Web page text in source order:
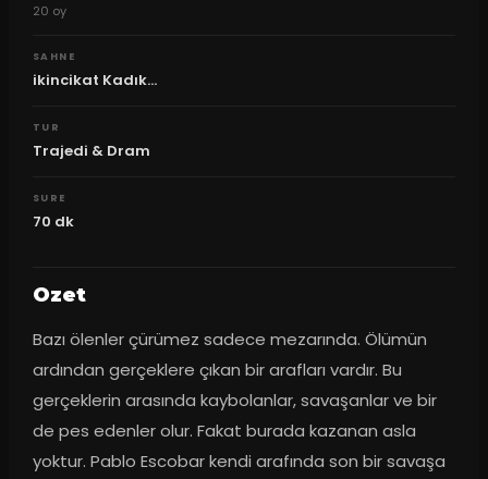
20 oy
SAHNE
ikincikat Kadık...
TUR
Trajedi & Dram
SURE
70 dk
Ozet
Bazı ölenler çürümez sadece mezarında. Ölümün
ardından gerçeklere çıkan bir arafları vardır. Bu
gerçeklerin arasında kaybolanlar, savaşanlar ve bir
de pes edenler olur. Fakat burada kazanan asla
yoktur. Pablo Escobar kendi arafında son bir savaşa